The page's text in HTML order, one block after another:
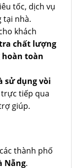
tốc, dịch vụ
tại nhà.
khách
chất lượng
toàn
sử dụng vòi
tiếp qua
giúp.
thành phố
Nẵng.